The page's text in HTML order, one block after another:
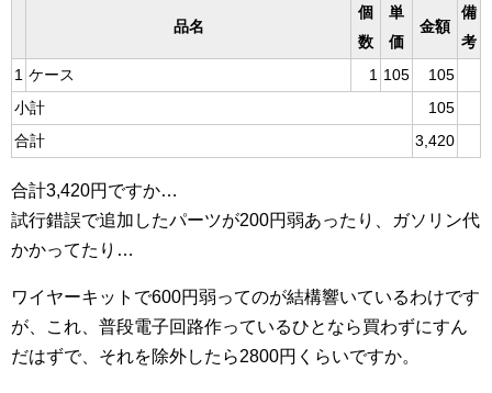
品名
個
数
単
価
金額
備
考
1 ケース 1 105
105
小計
105
合計
3,420
合計3,420円ですか…
試行錯誤で追加したパーツが200円弱あったり、ガソリン代
かかってたり…
ワイヤーキットで600円弱ってのが結構響いているわけです
が、これ、普段電子回路作っているひとなら買わずにすん
だはずで、それを除外したら2800円くらいですか。